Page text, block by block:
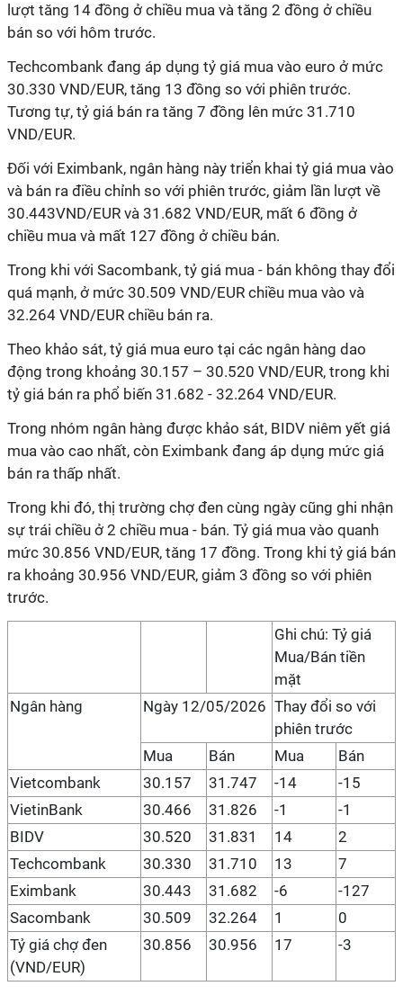
lượt tăng 14 đồng ở chiều mua và tăng 2 đồng ở chiều
bán so với hôm trước.
Techcombank đang áp dụng tỷ giá mua vào euro ở mức
30.330 VND/EUR, tăng 13 đồng so với phiên trước.
Tương tự, tỷ giá bán ra tăng 7 đồng lên mức 31.710
VND/EUR.
Đối với Eximbank, ngân hàng này triển khai tỷ giá mua vào
và bán ra điều chỉnh so với phiên trước, giảm lần lượt về
30.443VND/EUR và 31.682 VND/EUR, mất 6 đồng ở
chiều mua và mất 127 đồng ở chiều bán.
Trong khi với Sacombank, tỷ giá mua - bán không thay đổi
quá mạnh, ở mức 30.509 VND/EUR chiều mua vào và
32.264 VND/EUR chiều bán ra.
Theo khảo sát, tỷ giá mua euro tại các ngân hàng dao
động trong khoảng 30.157 – 30.520 VND/EUR, trong khi
tỷ giá bán ra phổ biến 31.682 - 32.264 VND/EUR.
Trong nhóm ngân hàng được khảo sát, BIDV niêm yết giá
mua vào cao nhất, còn Eximbank đang áp dụng mức giá
bán ra thấp nhất.
Trong khi đó, thị trường chợ đen cùng ngày cũng ghi nhận
sự trái chiều ở 2 chiều mua - bán. Tỷ giá mua vào quanh
mức 30.856 VND/EUR, tăng 17 đồng. Trong khi tỷ giá bán
ra khoảng 30.956 VND/EUR, giảm 3 đồng so với phiên
trước.
Ghi chú: Tỷ giá
Mua/Bán tiền
mặt
Ngân hàng
Ngày 12/05/2026 Thay đổi so với
phiên trước
Mua
Bán Mua
Bán
Vietcombank
30.157 31.747 -14
-15
VietinBank
30.466 31.826 -1
-1
BIDV
30.520 31.831 14
2
Techcombank
30.330 31.710 13
7
Eximbank
30.443 31.682 -6
-127
Sacombank
30.509 32.264 1
0
Tỷ giá chợ đen
(VND/EUR)
30.856 30.956 17 -3